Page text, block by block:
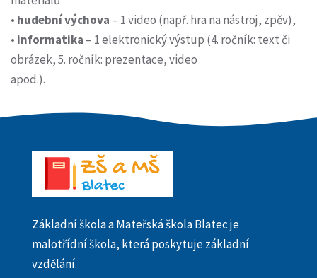
• hudební výchova – 1 video (např. hra na nástroj, zpěv),
• informatika – 1 elektronický výstup (4. ročník: text či
obrázek, 5. ročník: prezentace, video
apod.).
Základní škola a Mateřská škola Blatec je
malotřídní škola, která poskytuje základní
vzdělání.